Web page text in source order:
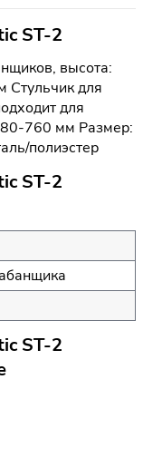
ST-2
высота:
для
для
760 мм Размер:
полиэстер
ST-2
ST-2